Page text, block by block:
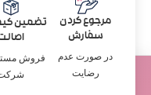
مرجوع کردن
سفارش
در صورت عدم
رضایت
تضمین
فروش